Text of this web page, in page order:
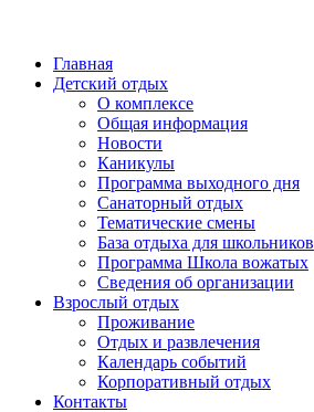
Главная
Детский отдых
О комплексе
Общая информация
Новости
Каникулы
Программа выходного дня
Санаторный отдых
Тематические смены
База отдыха для школьников
Программа Школа вожатых
Cведения об организации
Взрослый отдых
Проживание
Отдых и развлечения
Календарь событий
Корпоративный отдых
Контакты